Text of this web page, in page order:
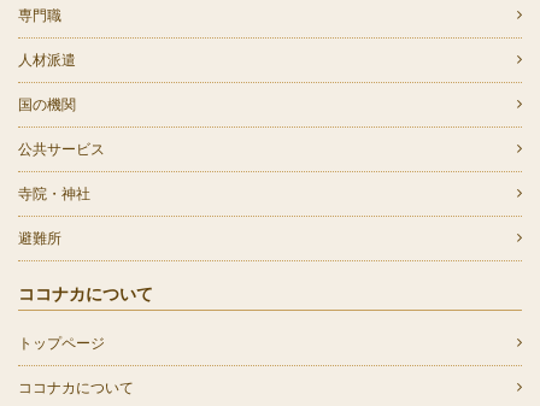
専門職
人材派遣
国の機関
公共サービス
寺院・神社
避難所
ココナカについて
トップページ
ココナカについて